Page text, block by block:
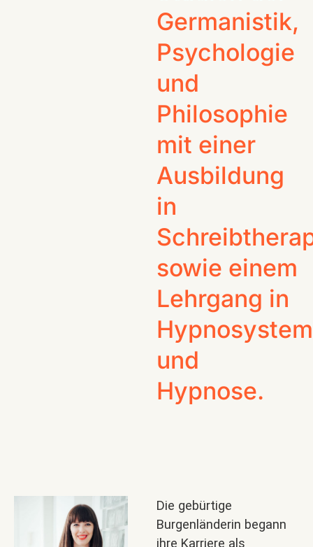
Germanistik,
Psychologie
und
Philosophie
mit einer
Ausbildung
in
sowie einem
Lehrgang in
und
Hypnose.
Die gebürtige
Burgenländerin begann
ihre Karriere als